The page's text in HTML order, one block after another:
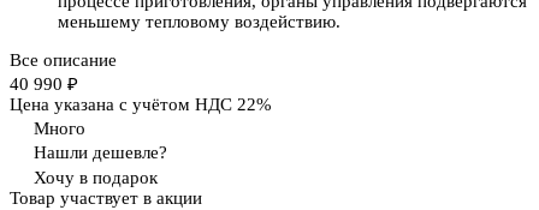
меньшему тепловому воздействию.
Все описание
40 990 ₽
Цена указана с учётом НДС 22%
Много
Нашли дешевле?
Хочу в подарок
Товар участвует в акции